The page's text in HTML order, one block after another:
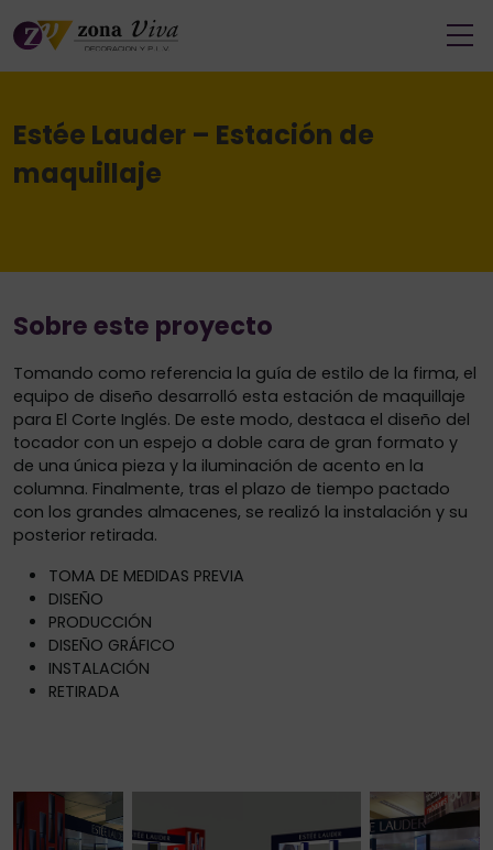
Estée Lauder – Estación de
maquillaje
Sobre este proyecto
Tomando como referencia la guía de estilo de la firma, el
equipo de diseño desarrolló esta estación de maquillaje
para El Corte Inglés. De este modo, destaca el diseño del
tocador con un espejo a doble cara de gran formato y
de una única pieza y la iluminación de acento en la
columna. Finalmente, tras el plazo de tiempo pactado
con los grandes almacenes, se realizó la instalación y su
posterior retirada.
TOMA DE MEDIDAS PREVIA
DISEÑO
PRODUCCIÓN
DISEÑO GRÁFICO
INSTALACIÓN
RETIRADA